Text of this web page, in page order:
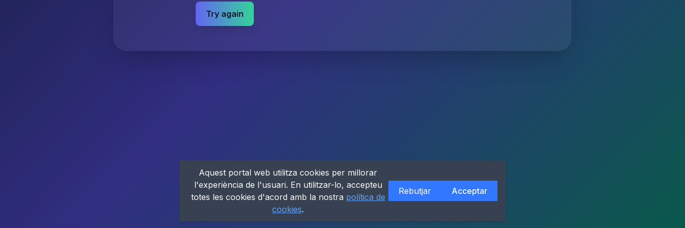
Try again
Aquest portal web utilitza cookies per millorar
l'experiència de l'usuari. En utilitzar-lo, accepteu
totes les cookies d'acord amb la nostra política de
cookies.
Rebutjar Acceptar